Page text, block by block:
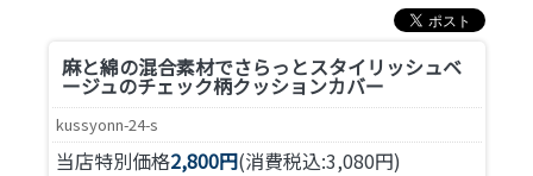
麻と綿の混合素材でさらっとスタイリッシュベ
ージュのチェック柄クッションカバー
kussyonn-24-s
当店特別価格2,800円(消費税込:3,080円)